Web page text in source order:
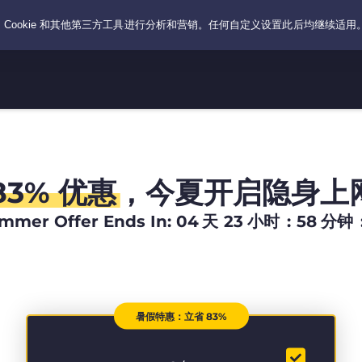
优惠，今夏开启隐身上
Offer Ends In: 04 天 23 小时 : 58 分钟
暑假特惠：立省 83%